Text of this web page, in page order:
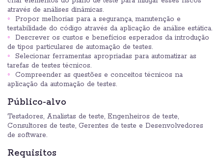
através de análises dinâmicas.
Propor melhorias para a segurança, manutenção e
testabilidade do código através da aplicação de análise estática.
Descrever os custos e benefícios esperados da introdução
de tipos particulares de automação de testes.
Selecionar ferramentas apropriadas para automatizar as
tarefas de testes técnicos.
Compreender as questões e conceitos técnicos na
aplicação da automação de testes.
Público-alvo
Testadores, Analistas de teste, Engenheiros de teste,
Consultores de teste, Gerentes de teste e Desenvolvedores
de software.
Requisitos